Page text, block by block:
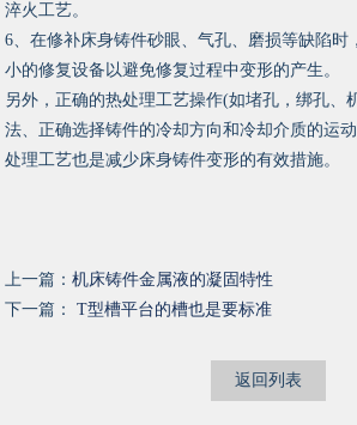
淬火工艺。
6、在修补床身铸件砂眼、气孔、磨损等缺陷时
小的修复设备以避免修复过程中变形的产生。
另外，正确的热处理工艺操作(如堵孔，绑孔、
法、正确选择铸件的冷却方向和冷却介质的运
处理工艺也是减少床身铸件变形的有效措施。
上一篇：机床铸件金属液的凝固特性
下一篇：T型槽平台的槽也是要标准
返回列表